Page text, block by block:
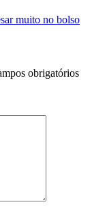
muito no bolso
obrigatórios